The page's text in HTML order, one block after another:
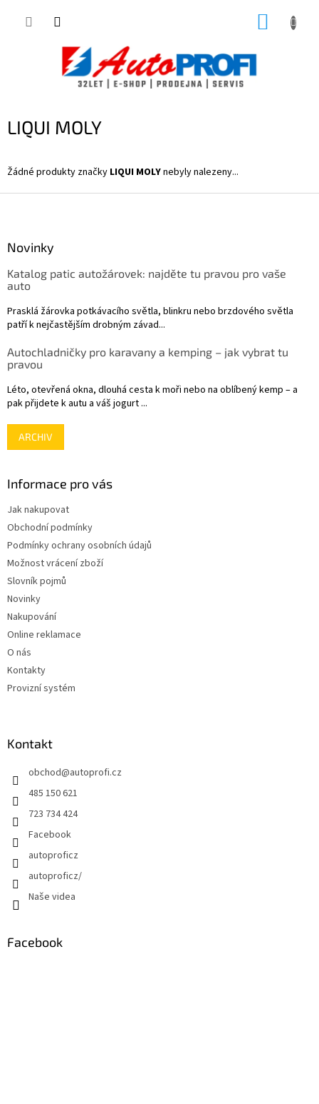
LIQUI MOLY
Žádné produkty značky LIQUI MOLYnebyly nalezeny...
Novinky
Katalog patic autožárovek: najděte tu pravou pro vaše
auto
Prasklá žárovka potkávacího světla, blinkru nebo brzdového světla
patří k nejčastějším drobným závad...
Autochladničky pro karavany a kemping – jak vybrat tu
pravou
Léto, otevřená okna, dlouhá cesta k moři nebo na oblíbený kemp – a
pak přijdete k autu a váš jogurt ...
ARCHIV
Informace pro vás
Jak nakupovat
Obchodní podmínky
Podmínky ochrany osobních údajů
Možnost vrácení zboží
Slovník pojmů
Novinky
Nakupování
Online reklamace
O nás
Kontakty
Provizní systém
Kontakt
obchod@autoprofi.cz
485 150 621
723 734 424
Facebook
autoproficz
autoproficz/
Naše videa
Facebook